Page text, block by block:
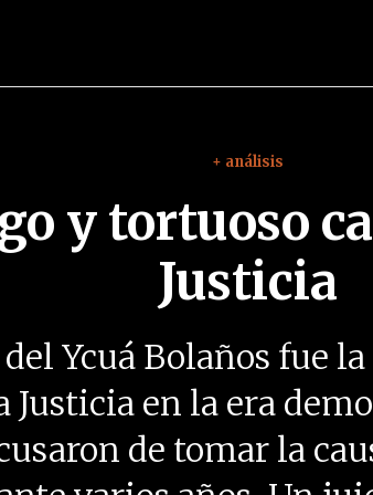
+ análisis
y tortuoso
Justicia
Ycuá Bolaños fue
Justicia en la era
de tomar la